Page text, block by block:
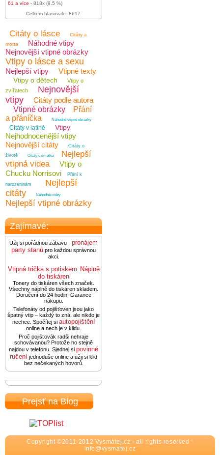
61 a více - 818x (9.5 %)
Celkem hlasovalo: 8617
Citáty o lásce
Citáty a
motta
Náhodné vtipy
Nejnovější vtipné obrázky
Vtipy o lásce a sexu
Nejlepší vtipy Vtipné texty
Vtipy o dětech
Vtipy o
zvířatech
Nejnovější
vtipy
Citáty podle autora
Vtipné obrázky
Přání
a přáníčka
Náhodné vtipné obrázky
Citáty v latině Vtipy
Nejhodnocenější vtipy
Nejnovější citáty
Citáty o
životě
Citáty o smutku
Nejlepší
vtipná videa
Vtipy o
Chucku Norrisovi
Přání k
narozeninám
Nejlepší
citáty
Náhodné citáty
Nejlepší vtipné obrázky
Zajímavé:
Užij si pořádnou zábavu - pronájem
party stanů pro každou správnou
akci.
Vtipná trička s potiskem Náplně
do tiskáren
Tonery do tiskáren všech značek.
Všechny náplně do tiskáren skladem.
Doručení do 24 hodin. Garance
nákupu.
Telefonáty od pojišťoven jsou jako
špatný vtip – každý to zná, ale nikdo je
nechce. Spočítej si autopojištění
online a nech je v klidu.
Proč pojišťovák radši nehraje
schovávanou? Protože ho stejně
najdou v telefonu. Sjednej si povinné
ručení jednoduše online a užij si klid
bez nečekaných hovorů.
Prejsť na Blog
Copyright ©2011-2012 Vysmátej.cz - all rights reserved -
info@vysmatej.cz